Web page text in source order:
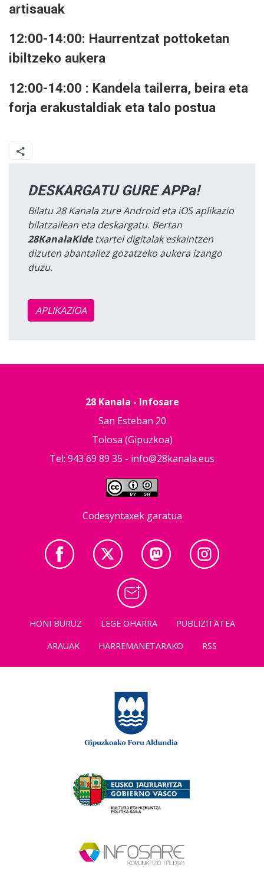
artisauak
12:00-14:00: Haurrentzat pottoketan
ibiltzeko aukera
12:00-14:00 : Kandela tailerra, beira eta
forja erakustaldiak eta talo postua
DESKARGATU GURE APPa!
Bilatu 28 Kanala zure Android eta iOS aplikazio
bilatzailean eta deskargatu. Bertan
28KanalaKidetxartel digitalak eskaintzen
dizuten abantailez gozatzeko aukera izango
duzu.
APLIKAZIOA
28 Kanala - Infosare
San Esteban 20
Tolosa (Gipuzkoa)
Tel: 943 69 89 35 - info@28kanala.eus
Codesyntaxek garatua
HONI BURUZ LEGE OHARRA
PUBLIZITATEA
ARAUAK
HARREMANETARAKO RSS